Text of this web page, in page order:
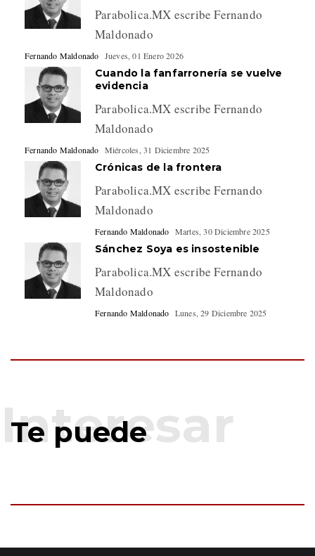
Parabolica.MX escribe Fernando
Maldonado
Fernando Maldonado Jueves, 01 Enero 2026
Cuando la fanfarronería se vuelve
evidencia
Parabolica.MX escribe Fernando
Maldonado
Fernando Maldonado Miércoles, 31 Diciembre 2025
Crónicas de la frontera
Parabolica.MX escribe Fernando
Maldonado
Fernando Maldonado Martes, 30 Diciembre 2025
Sánchez Soya es insostenible
Parabolica.MX escribe Fernando
Maldonado
Fernando Maldonado Lunes, 29 Diciembre 2025
Te puede